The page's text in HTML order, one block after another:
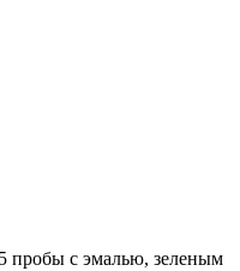
пробы с эмалью, зеленым